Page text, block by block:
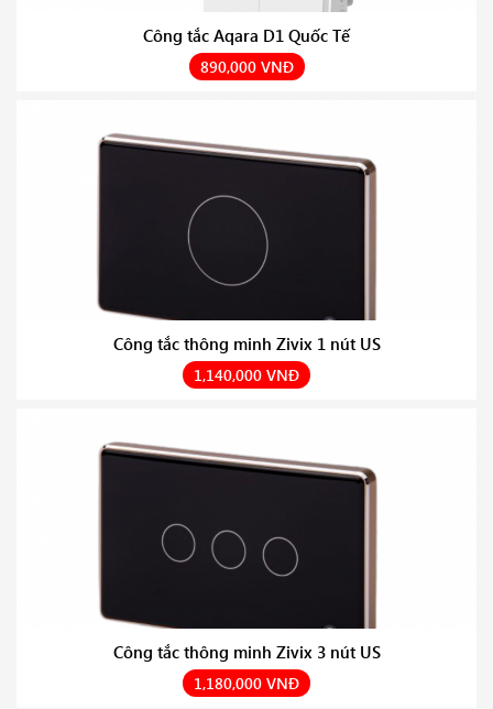
Công tắc Aqara D1 Quốc Tế
890,000 VNĐ
Công tắc thông minh Zivix 1 nút US
1,140,000 VNĐ
Công tắc thông minh Zivix 3 nút US
1,180,000 VNĐ